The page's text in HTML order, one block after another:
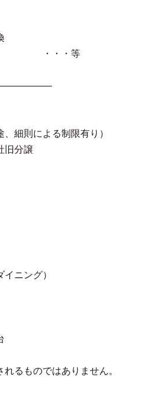
・・・等
、細則による制限有り）
旧分譲
イニング）
るものではありません。